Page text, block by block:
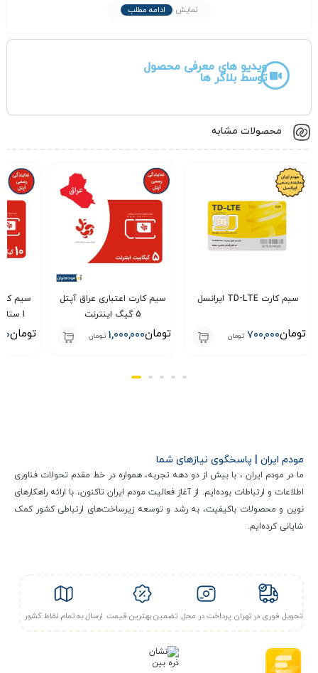
مناسب برای:دانشجویان، مسافران، کسب‌وکارها و تمامی افرادی که
همین حالا سیم کارت ایرانسل خود را تهیه کنید و از ارتباطی
نمایش ادامه مطلب
ویدیو های معرفی محصول
توسط بلاگر ها
محصولات مشابه
سیم کارت TD-LTE ایرانسل
700,000 تومان تومان
سیم کارت اعتباری عراق آپتل
5 گیگ اینترنت
1,000,000 تومان تومان
سیم
تومان
مودم ایران | پاسخگوی نیازهای شما
ما در مودم ایران ، با بیش از دو دهه تجربه، همواره در خط مقدم تحولات فناوری
اطلاعات و ارتباطات بوده‌ایم. از آغاز فعالیت مودم ایران تاکنون، با ارائه راهکارهای
نوین و محصولات باکیفیت، به رشد و توسعه زیرساخت‌های ارتباطی کشور کمک
شایانی کرده‌ایم.
تحویل فوری در تهران پرداخت در محل تضمین بهترین قیمت ارسال به تمام نقاط کشور